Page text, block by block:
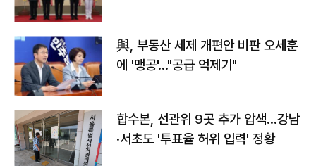
與, 부동산 세제 개편안 비판 오세훈
에 '맹공'…"공급 억제기"
합수본, 선관위 9곳 추가 압색…강남
·서초도 '투표율 허위 입력' 정황